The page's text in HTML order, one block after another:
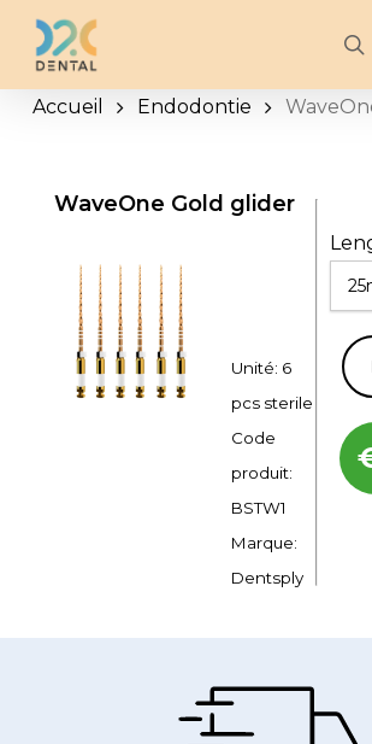
Skip
main
content
Accueil Endodontie
WaveOne Gold glider
Unité: 6
pcs sterile
Code
produit:
BSTW1
Marque:
Dentsply